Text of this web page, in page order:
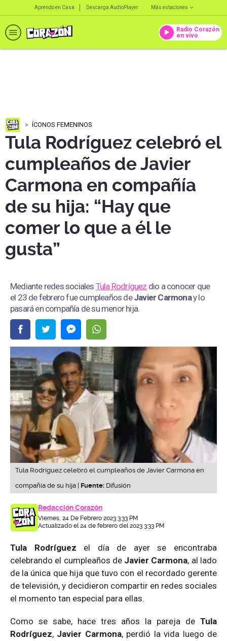
Aprendo en Casa Descarga AudioPlayer Más estaciones
Radio Corazón
en vivo
ÍCONOS FEMENINOS
Tula Rodríguez celebró el
cumpleaños de Javier
Carmona en compañía
de su hija: “Hay que
comer lo que a él le
gusta”
Mediante redes sociales Tula Rodríguez dio a conocer que
el 23 de febrero fue cumpleaños deJavier Carmonay lo
pasará en compañía de su menor hija.
Tula Rodríguez celebró el cumpleaños de Javier Carmona en
compañía de su hija | Fuente: Difusión
Redacción Corazón
Viernes, 24 De Febrero 2023 3:33 PM
Actualizado el 24 de febrero del 2023 3:33 PM
Tula Rodríguez el día de ayer se encontraba
celebrando el cumpleaños de Javier Carmona, al lado
de la única que hija que tuvo con el recordado gerente
de televisión, y decidieron compartir en redes sociales
el momento tan especial para ellas.
Como se sabe, hace tres años la pareja de Tula
Rodríguez, Javier Carmona, perdió la vida luego de